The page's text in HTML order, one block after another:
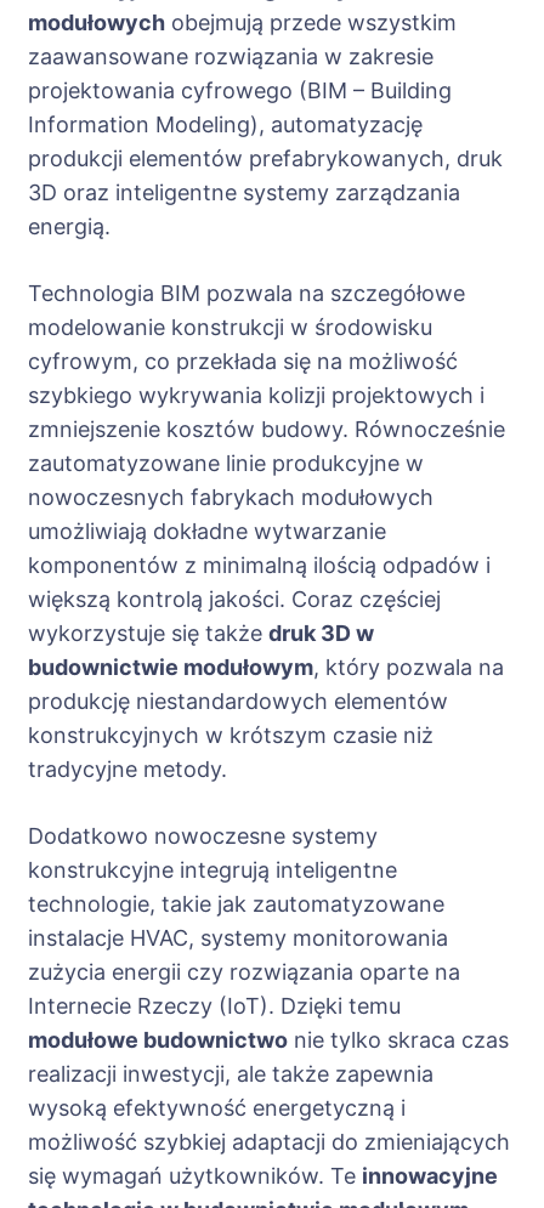
modułowych obejmują przede wszystkim
zaawansowane rozwiązania w zakresie
projektowania cyfrowego (BIM – Building
Information Modeling), automatyzację
produkcji elementów prefabrykowanych, druk
3D oraz inteligentne systemy zarządzania
energią.
Technologia BIM pozwala na szczegółowe
modelowanie konstrukcji w środowisku
cyfrowym, co przekłada się na możliwość
szybkiego wykrywania kolizji projektowych i
zmniejszenie kosztów budowy. Równocześnie
zautomatyzowane linie produkcyjne w
nowoczesnych fabrykach modułowych
umożliwiają dokładne wytwarzanie
komponentów z minimalną ilością odpadów i
większą kontrolą jakości. Coraz częściej
wykorzystuje się także druk 3D w
budownictwie modułowym, który pozwala na
produkcję niestandardowych elementów
konstrukcyjnych w krótszym czasie niż
tradycyjne metody.
Dodatkowo nowoczesne systemy
konstrukcyjne integrują inteligentne
technologie, takie jak zautomatyzowane
instalacje HVAC, systemy monitorowania
zużycia energii czy rozwiązania oparte na
Internecie Rzeczy (IoT). Dzięki temu
modułowe budownictwo nie tylko skraca czas
realizacji inwestycji, ale także zapewnia
wysoką efektywność energetyczną i
możliwość szybkiej adaptacji do zmieniających
się wymagań użytkowników. Te innowacyjne